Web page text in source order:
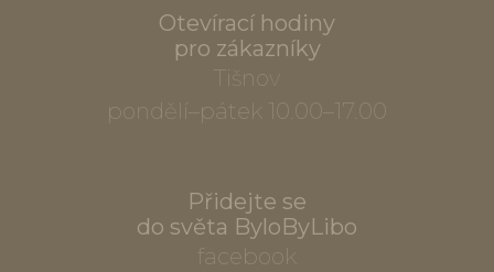
Otevírací hodiny
pro zákazníky
Tišnov
pondělí–pátek 10.00–17.00
Přidejte se
do světa ByloByLibo
facebook